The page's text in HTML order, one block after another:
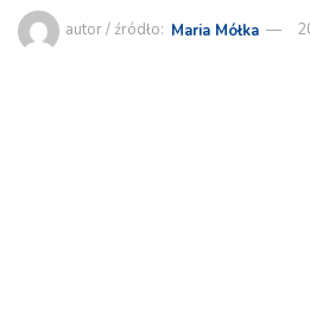
autor / źródło: Maria Mółka